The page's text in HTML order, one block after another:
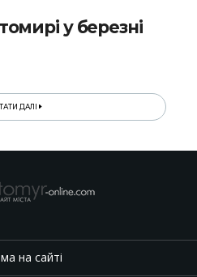
у березні
ДАЛІ
на сайті